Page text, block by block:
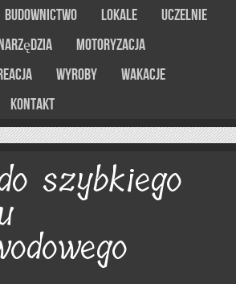
Budownictwo Lokale
Uczelnie
Motoryzacja
Wyroby
Wakacje
Kontakt
szybkiego